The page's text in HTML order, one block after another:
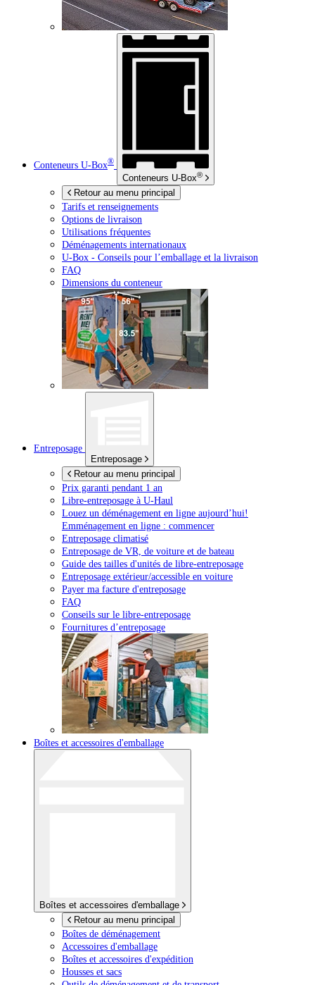
Conteneurs U-Box®
Conteneurs U-Box®
Retour au menu principal
Tarifs et renseignements
Options de livraison
Utilisations fréquentes
Déménagements internationaux
U-Box - Conseils pour l’emballage et la livraison
FAQ
Dimensions du conteneur
Entreposage
Entreposage
Retour au menu principal
Prix garanti pendant 1 an
Libre-entreposage à U-Haul
Louez un déménagement en ligne aujourd’hui!
Emménagement en ligne : commencer
Entreposage climatisé
Entreposage de VR, de voiture et de bateau
Guide des tailles d'unités de libre-entreposage
Entreposage extérieur/accessible en voiture
Payer ma facture d'entreposage
FAQ
Conseils sur le libre-entreposage
Fournitures d’entreposage
Boîtes et accessoires d'emballage
Boîtes et accessoires d'emballage
Retour au menu principal
Boîtes de déménagement
Accessoires d'emballage
Boîtes et accessoires d'expédition
Housses et sacs